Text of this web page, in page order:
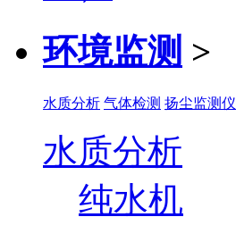
环境监测 >
水质分析 气体检测 扬尘监测仪
水质分析
纯水机